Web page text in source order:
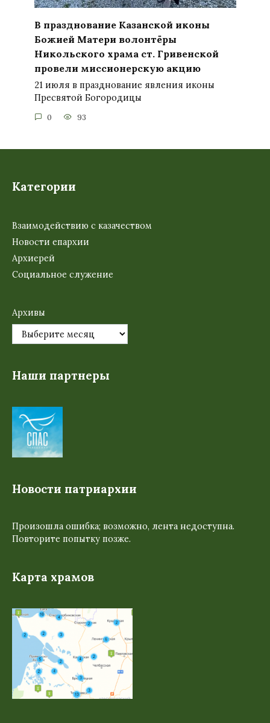
В празднование Казанской иконы
Божией Матери волонтёры
Никольского храма ст. Гривенской
провели миссионерскую акцию
21 июля в празднование явления иконы
Пресвятой Богородицы
0 93
Категории
Взаимодействию с казачеством
Новости епархии
Архиерей
Социальное служение
Архивы
Наши партнеры
Новости патриархии
Произошла ошибка; возможно, лента недоступна.
Повторите попытку позже.
Карта храмов